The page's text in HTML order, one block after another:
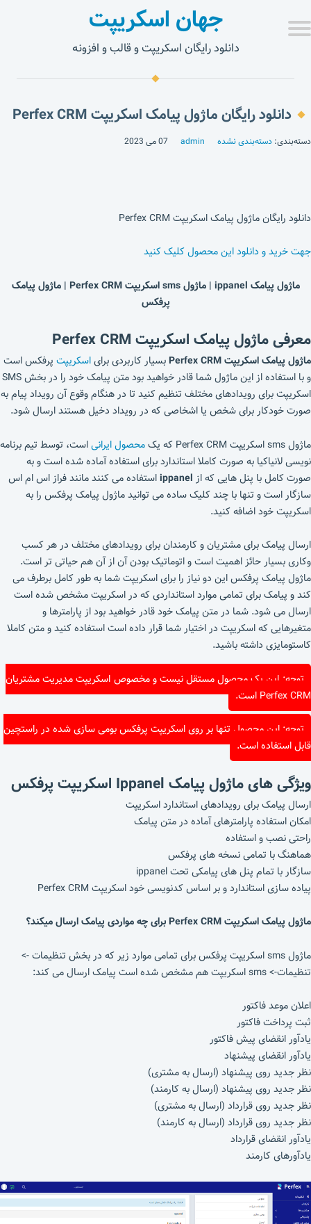
جهان اسکریپت
دانلود رایگان اسکریپت و قالب و افزونه
دانلود رایگان ماژول پیامک اسکریپت Perfex CRM
دسته‌بندی: دسته‌بندی نشده admin 07 می 2023
دانلود رایگان ماژول پیامک اسکریپت Perfex CRM
جهت خرید و دانلود این محصول کلیک کنید
ماژول پیامک ippanel |
ماژول sms اسکریپت Perfex CRM | ماژول پیامک
پرفکس
معرفیماژول پیامک اسکریپت Perfex CRM
ماژول پیامک اسکریپت Perfex CRM بسیار کاربردی برایاسکریپت پرفکس است
و با استفاده از این ماژول شما قادر خواهید بود متن پیامک خود را در بخش SMS
اسکریپت برای رویدادهای مختلف تنظیم کنید تا در هنگام وقوع آن رویداد پیام به
صورت خودکار برای شخص یا اشخاصی که در رویداد دخیل هستند ارسال شود.
ماژول sms اسکریپت Perfex CRM که یک محصول ایرانیاست، توسط تیم برنامه
نویسی لانیاکیا به صورت کاملا استاندارد برای استفاده آماده شده است و به
صورت کامل با پنل هایی که از ippanelاستفاده می کنند مانند فراز اس ام اس
سازگار است و تنها با چند کلیک ساده می توانید ماژول پیامک پرفکس را به
اسکریپت خود اضافه کنید.
ارسال پیامک برای مشتریان و کارمندان برای رویدادهای مختلف در هر کسب
وکاری بسیار حائز اهمیت است و اتوماتیک بودن آن از آن هم حیاتی تر است.
ماژول پیامک پرفکس این دو نیاز را برای اسکریپت شما به طور کامل برطرف می
کند و پیامک برای تمامی موارد استانداردی که در اسکریپت مشخص شده است
ارسال می شود. شما در متن پیامک خود قادر خواهید بود از پارامترها و
متغیرهایی که اسکریپت در اختیار شما قرار داده است استفاده کنید و متن کاملا
کاستومایزی داشته باشید.
توجه: این یک محصول مستقل نیست و مخصوص اسکریپت مدیریت مشتریان
Perfex CRM است.
توجه: این محصول تنها بر روی اسکریپت پرفکس بومی سازی شده در راستچین
قابل استفاده است.
ویژگی های ماژول پیامک Ippanel اسکریپت پرفکس
ارسال پیامک برای رویدادهای استاندارد اسکریپت
امکان استفاده پارامترهای آماده در متن پیامک
راحتی نصب و استفاده
هماهنگ با تمامی نسخه های پرفکس
سازگار با تمام پنل های پیامکی تحت ippanel
پیاده سازی استاندارد و بر اساس کدنویسی خود اسکریپت Perfex CRM
ماژول پیامک اسکریپت Perfex CRM برای چه مواردی پیامک ارسال میکند؟
ماژول sms اسکریپت پرفکس برای تمامی موارد زیر که در بخش تنظیمات ->
تنظیمات-> sms اسکریپت هم مشخص شده است پیامک ارسال می کند:
اعلان موعد فاکتور
ثبت پرداخت فاکتور
یادآور انقضای پیش فاکتور
یادآور انقضای پیشنهاد
نظر جدید روی پیشنهاد (ارسال به مشتری)
نظر جدید روی پیشنهاد (ارسال به کارمند)
نظر جدید روی قرارداد (ارسال به مشتری)
نظر جدید روی قرارداد (ارسال به کارمند)
یادآور انقضای قرارداد
یادآورهای کارمند